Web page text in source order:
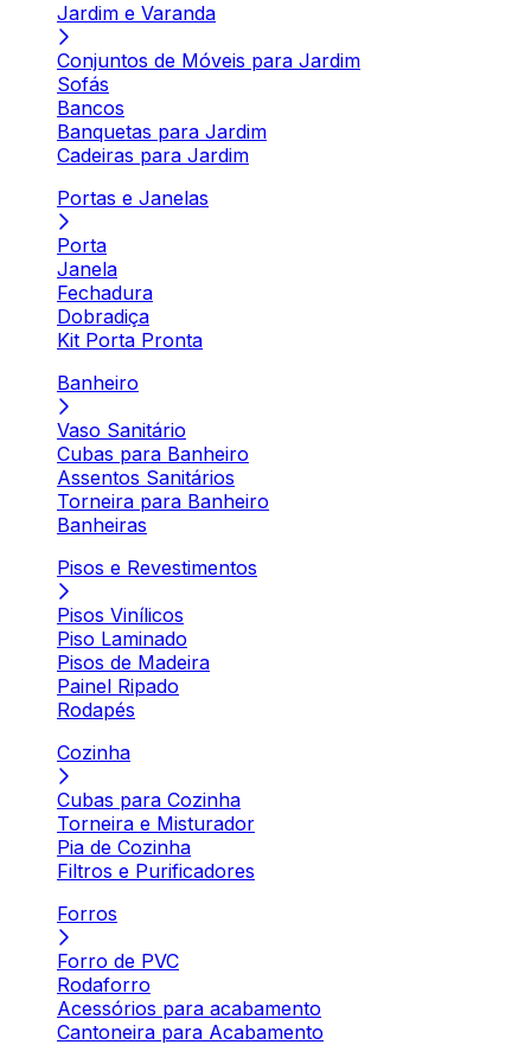
Jardim e Varanda
Conjuntos de Móveis para Jardim
Sofás
Bancos
Banquetas para Jardim
Cadeiras para Jardim
Portas e Janelas
Porta
Janela
Fechadura
Dobradiça
Kit Porta Pronta
Banheiro
Vaso Sanitário
Cubas para Banheiro
Assentos Sanitários
Torneira para Banheiro
Banheiras
Pisos e Revestimentos
Pisos Vinílicos
Piso Laminado
Pisos de Madeira
Painel Ripado
Rodapés
Cozinha
Cubas para Cozinha
Torneira e Misturador
Pia de Cozinha
Filtros e Purificadores
Forros
Forro de PVC
Rodaforro
Acessórios para acabamento
Cantoneira para Acabamento